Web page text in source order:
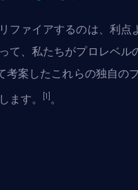
ファイアするのは、利点
て、私たちがプロレベル
考案したこれらの独自の
す。
[1] 。